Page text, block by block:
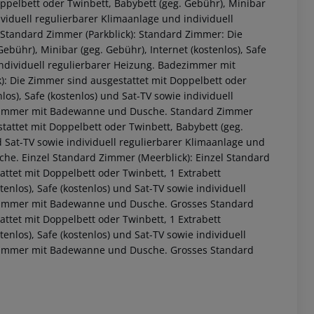
oder Twinbett, Babybett (geg. Gebühr), Minibar
regulierbarer Klimaanlage und individuell
Zimmer (Parkblick): Standard Zimmer: Die
Minibar (geg. Gebühr), Internet (kostenlos), Safe
regulierbarer Heizung. Badezimmer mit
Die Zimmer sind ausgestattet mit Doppelbett oder
Safe (kostenlos) und Sat-TV sowie individuell
mit Badewanne und Dusche. Standard Zimmer
mit Doppelbett oder Twinbett, Babybett (geg.
TV sowie individuell regulierbarer Klimaanlage und
Einzel Standard Zimmer (Meerblick): Einzel Standard
mit Doppelbett oder Twinbett, 1 Extrabett
Safe (kostenlos) und Sat-TV sowie individuell
mit Badewanne und Dusche. Grosses Standard
mit Doppelbett oder Twinbett, 1 Extrabett
Safe (kostenlos) und Sat-TV sowie individuell
mit Badewanne und Dusche. Grosses Standard